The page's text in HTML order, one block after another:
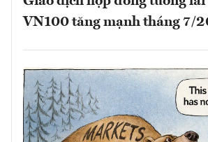
VN100 tăng mạnh tháng 7/